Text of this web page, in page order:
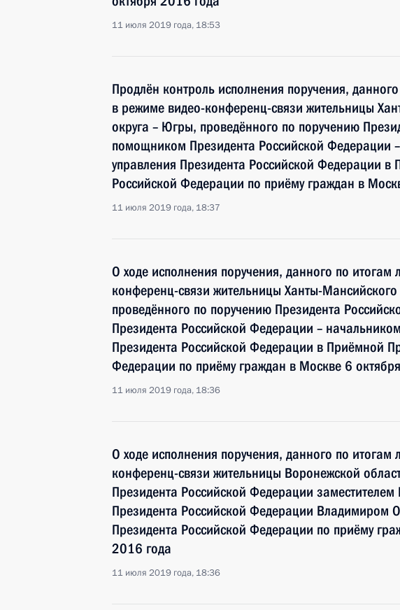
11 июля 2019 года, 18:53
Продлён контроль исполнения поручения,
в режиме видео-конференц-связи жительницы
округа – Югры, проведённого по поручению
помощником Президента Российской Федерации
управления Президента Российской Федерации в
Российской Федерации по приёму граждан в
11 июля 2019 года, 18:37
О ходе исполнения поручения, данного по
конференц-связи жительницы Ханты-
проведённого по поручению Президента
Президента Российской Федерации –
Президента Российской Федерации в Приёмной
Федерации по приёму граждан в Москве 6
11 июля 2019 года, 18:36
О ходе исполнения поручения, данного по
конференц-связи жительницы Воронежской
Президента Российской Федерации заместителем
Президента Российской Федерации Владимиром
Президента Российской Федерации по приёму
2016 года
11 июля 2019 года, 18:36